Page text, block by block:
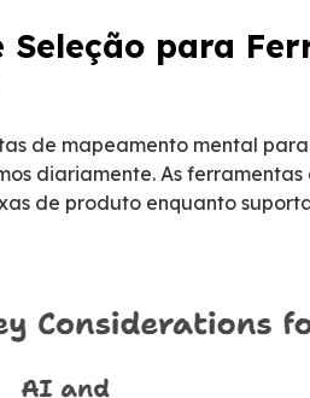
para
de mapeamento mental
diariamente. As
de produto enquanto